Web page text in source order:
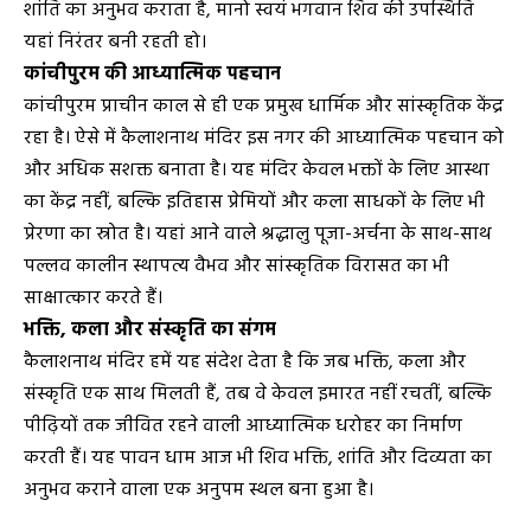
शांति का अनुभव कराता है, मानो स्वयं भगवान शिव की उपस्थिति
यहां निरंतर बनी रहती हो।
कांचीपुरम की आध्यात्मिक पहचान
कांचीपुरम प्राचीन काल से ही एक प्रमुख धार्मिक और सांस्कृतिक केंद्र
रहा है। ऐसे में कैलाशनाथ मंदिर इस नगर की आध्यात्मिक पहचान को
और अधिक सशक्त बनाता है। यह मंदिर केवल भक्तों के लिए आस्था
का केंद्र नहीं, बल्कि इतिहास प्रेमियों और कला साधकों के लिए भी
प्रेरणा का स्रोत है। यहां आने वाले श्रद्धालु पूजा-अर्चना के साथ-साथ
पल्लव कालीन स्थापत्य वैभव और सांस्कृतिक विरासत का भी
साक्षात्कार करते हैं।
भक्ति, कला और संस्कृति का संगम
कैलाशनाथ मंदिर हमें यह संदेश देता है कि जब भक्ति, कला और
संस्कृति एक साथ मिलती हैं, तब वे केवल इमारत नहीं रचतीं, बल्कि
पीढ़ियों तक जीवित रहने वाली आध्यात्मिक धरोहर का निर्माण
करती हैं। यह पावन धाम आज भी शिव भक्ति, शांति और दिव्यता का
अनुभव कराने वाला एक अनुपम स्थल बना हुआ है।